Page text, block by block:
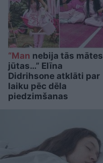
“Man nebija tās mātes
jūtas…” Elīna
Didrihsone atklāti par
laiku pēc dēla
piedzimšanas